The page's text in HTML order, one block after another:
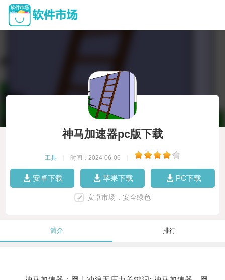
神马加速器pc版下载
工具 时间：2024-06-06
安卓下载 苹果下载 PC下载
安卓市场，安全绿色
简介 排行